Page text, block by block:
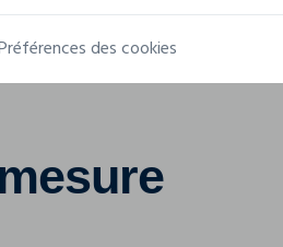
des cookies